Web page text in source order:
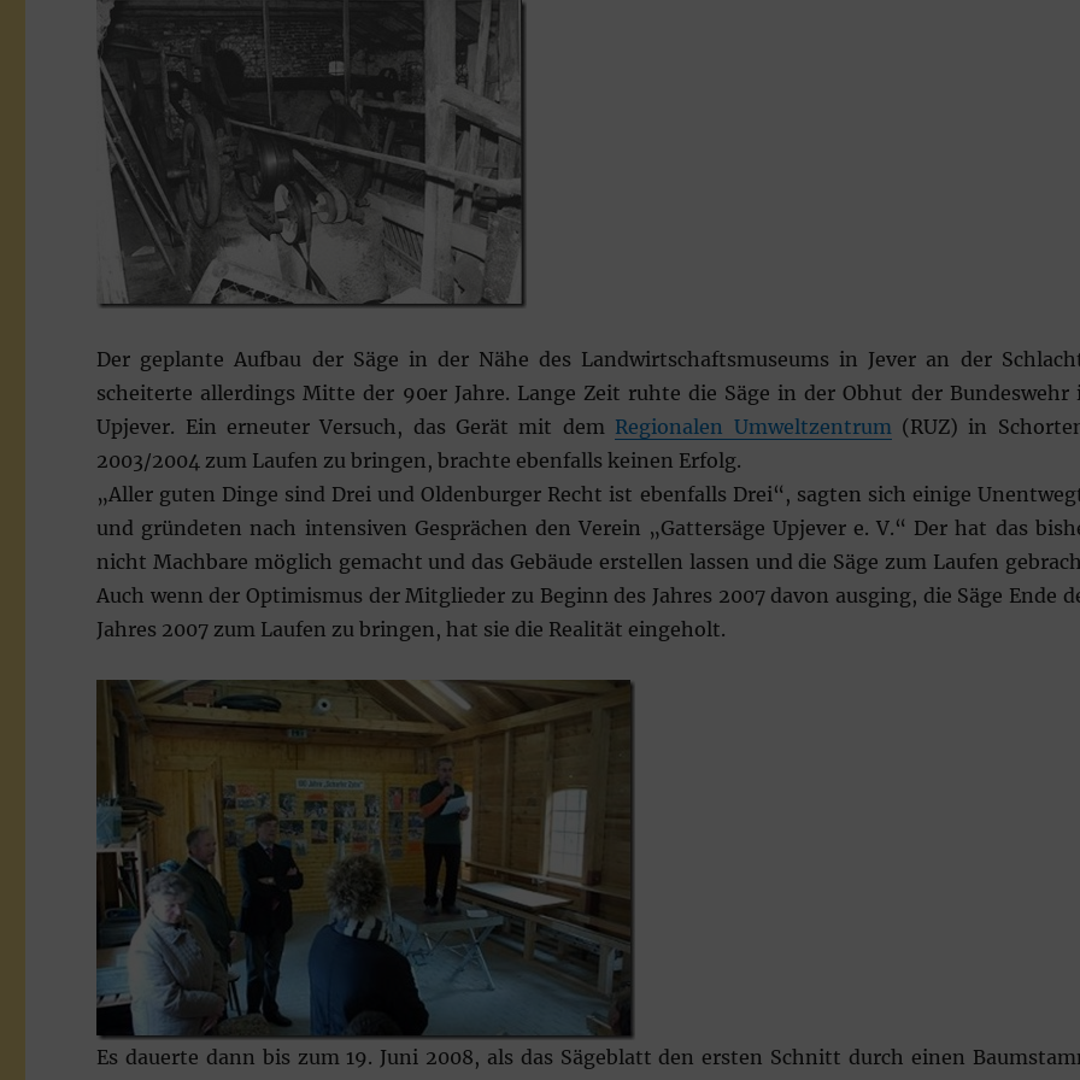
Der geplante Aufbau der Säge in der Nähe des Landwirtschaftsmuseums in Jever an der
scheiterte allerdings Mitte der 90er Jahre. Lange Zeit ruhte die Säge in der Obhut der Bundeswehr
Upjever. Ein erneuter Versuch, das Gerät mit dem Regionalen Umweltzentrum(RUZ) in
2003/2004 zum Laufen zu bringen, brachte ebenfalls keinen Erfolg.
„Aller guten Dinge sind Drei und Oldenburger Recht ist ebenfalls Drei“, sagten sich einige
und gründeten nach intensiven Gesprächen den Verein „Gattersäge Upjever e. V.“ Der hat das
nicht Machbare möglich gemacht und das Gebäude erstellen lassen und die Säge zum Laufen
Auch wenn der Optimismus der Mitglieder zu Beginn des Jahres 2007 davon ausging, die Säge Ende
Jahres 2007 zum Laufen zu bringen, hat sie die Realität eingeholt.
Es dauerte dann bis zum 19. Juni 2008, als das Sägeblatt den ersten Schnitt durch einen